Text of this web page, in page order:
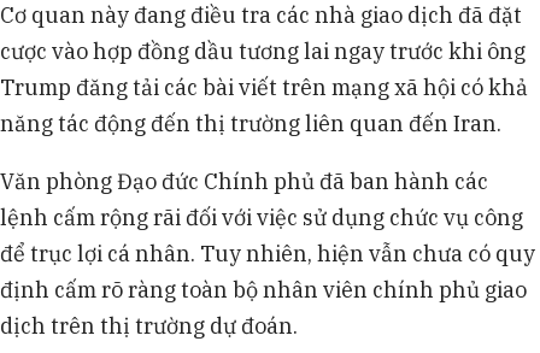
Cơ quan này đang điều tra các nhà giao dịch đã đặt
cược vào hợp đồng dầu tương lai ngay trước khi ông
Trump đăng tải các bài viết trên mạng xã hội có khả
năng tác động đến thị trường liên quan đến Iran.
Văn phòng Đạo đức Chính phủ đã ban hành các
lệnh cấm rộng rãi đối với việc sử dụng chức vụ công
để trục lợi cá nhân. Tuy nhiên, hiện vẫn chưa có quy
định cấm rõ ràng toàn bộ nhân viên chính phủ giao
dịch trên thị trường dự đoán.